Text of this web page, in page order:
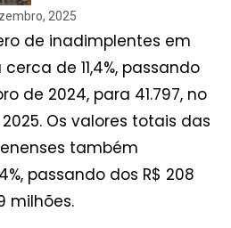
2025
de inadimplentes em
de 11,4%, passando
de 2024, para 41.797, no
Os valores totais das
também
passando dos R$ 208
milhões.